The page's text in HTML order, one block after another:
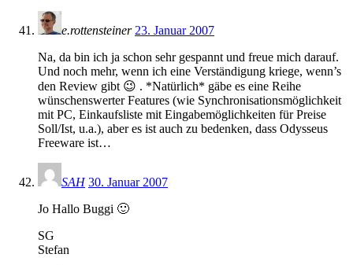
e.rottensteiner 23. Januar 2007
Na, da bin ich ja schon sehr gespannt und freue mich darauf.
Und noch mehr, wenn ich eine Verständigung kriege, wenn’s
den Review gibt 😉 . *Natürlich* gäbe es eine Reihe
wünschenswerter Features (wie Synchronisationsmöglichkeit
mit PC, Einkaufsliste mit Eingabemöglichkeiten für Preise
Soll/Ist, u.a.), aber es ist auch zu bedenken, dass Odysseus
Freeware ist…
SAH 30. Januar 2007
Jo Hallo Buggi 🙂
SG
Stefan